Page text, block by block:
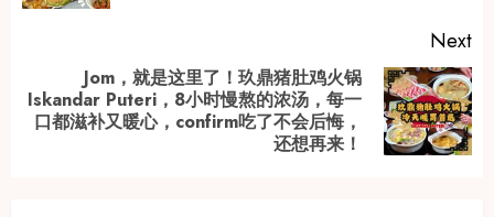
Next
Next
post:
Jom，就是这里了！玖鼎猪肚鸡火锅
Iskandar Puteri，8小时慢熬的浓汤，每一
口都滋补又暖心，confirm吃了不会后悔，
还想再来！